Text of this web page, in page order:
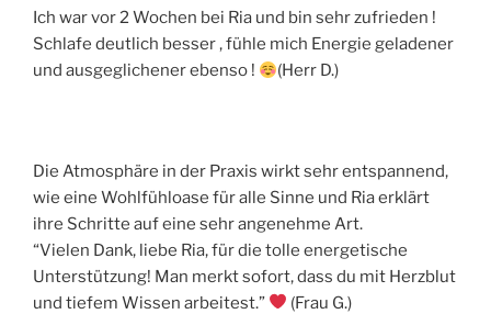
Ich war vor 2 Wochen bei Ria und bin sehr zufrieden !
Schlafe deutlich besser , fühle mich Energie geladener
und ausgeglichener ebenso !
(Herr D.)
Die Atmosphäre in der Praxis wirkt sehr entspannend,
wie eine Wohlfühloase für alle Sinne und Ria erklärt
ihre Schritte auf eine sehr angenehme Art.
“Vielen Dank, liebe Ria, für die tolle energetische
Unterstützung! Man merkt sofort, dass du mit Herzblut
und tiefem Wissen arbeitest.”
(Frau G.)